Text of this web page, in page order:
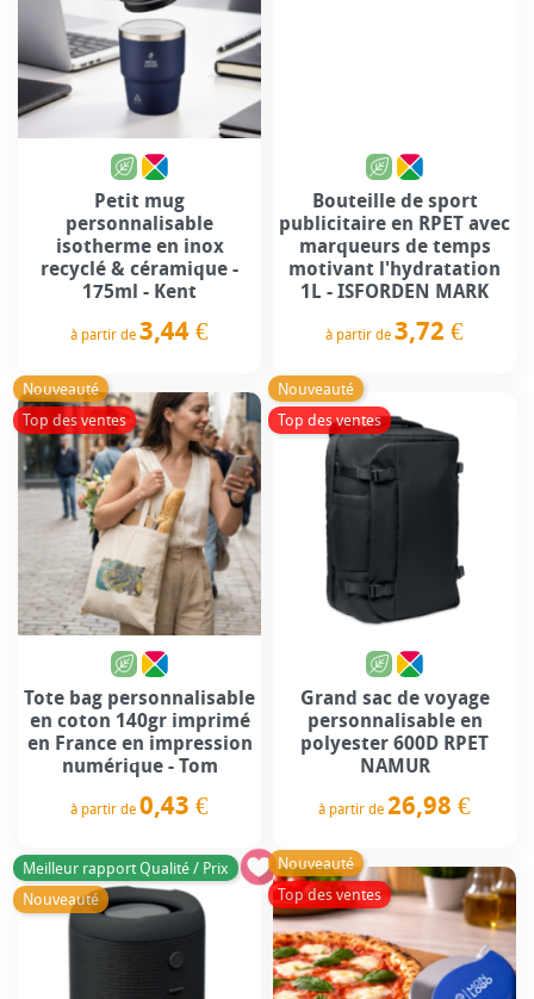
Petit mug
personnalisable
isotherme en inox
recyclé & céramique -
175ml - Kent
à partir de 3,44 €
Bouteille de sport
publicitaire en RPET avec
marqueurs de temps
motivant l'hydratation
1L - ISFORDEN MARK
à partir de 3,72 €
Nouveauté
Top des ventes
Tote bag personnalisable
en coton 140gr imprimé
en France en impression
numérique - Tom
à partir de 0,43 €
Nouveauté
Top des ventes
Grand sac de voyage
personnalisable en
polyester 600D RPET
NAMUR
à partir de 26,98 €
Meilleur rapport Qualité / Prix
Nouveauté
Nouveauté
Top des ventes